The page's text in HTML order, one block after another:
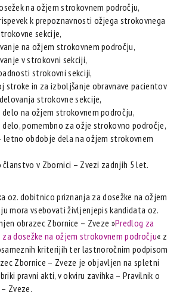
na ožjem strokovnem področju,
k prepoznavnosti ožjega strokovnega
sekcije,
na ožjem strokovnem področju,
v strokovni sekciji,
strokovni sekciji,
stroke in za izboljšanje obravnave pacientov
strokovne sekcije,
na ožjem strokovnem področju,
pomembno za ožje strokovno področje,
letno obdobje dela na ožjem strokovnem
članstvo v Zbornici – Zvezi zadnjih 5 let.
oz. dobitnico priznanja za dosežke na ožjem
mora vsebovati življenjepis kandidata oz.
obrazec Zbornice – Zveze »Predlog za
dosežke na ožjem strokovnem področju« z
kriterijih ter lastnoročnim podpisom
Zbornice – Zveze je objavljen na spletni
pravni akti, v okviru zavihka – Pravilnik o
Zveze.